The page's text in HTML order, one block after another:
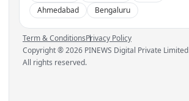
Ahmedabad
Bengaluru
Term & ConditionsPrivacy Policy
Copyright ®2026 PINEWS Digital Private Limited
All rights reserved.